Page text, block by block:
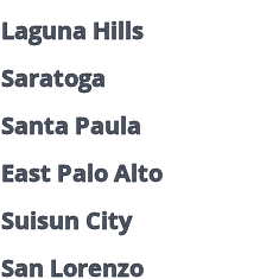
Laguna Hills
Saratoga
Santa Paula
East Palo Alto
Suisun City
San Lorenzo